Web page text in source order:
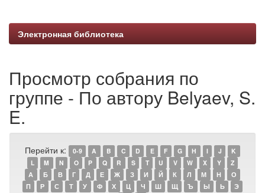
Электронная библиотека
Просмотр собрания по
группе - По автору Belyaev, S.
E.
Перейти к: 0-9 A B C D E F G H I J
K
L
M N O P Q R S T U V W X Y
Z
А
Б В Г Д Е Ж З И Й К Л М Н
О
П
Р С Т У Ф Х Ц Ч Ш Щ Ъ Ы Ь
Э